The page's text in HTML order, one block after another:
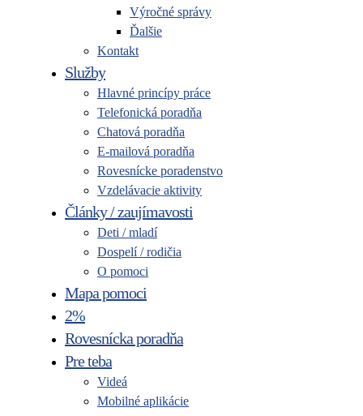
Výročné správy
Ďalšie
Kontakt
Služby
Hlavné princípy práce
Telefonická poradňa
Chatová poradňa
E-mailová poradňa
Rovesnícke poradenstvo
Vzdelávacie aktivity
Články / zaujímavosti
Deti / mladí
Dospelí / rodičia
O pomoci
Mapa pomoci
2%
Rovesnícka poradňa
Pre teba
Videá
Mobilné aplikácie